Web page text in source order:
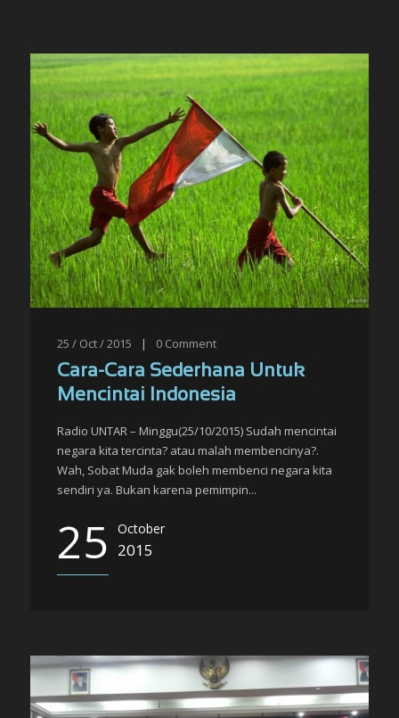
25 / Oct / 2015 | 0 Comment
Cara-Cara Sederhana Untuk
Mencintai Indonesia
Radio UNTAR – Minggu(25/10/2015) Sudah mencintai
negara kita tercinta? atau malah membencinya?.
Wah, Sobat Muda gak boleh membenci negara kita
sendiri ya. Bukan karena pemimpin...
25 October
2015